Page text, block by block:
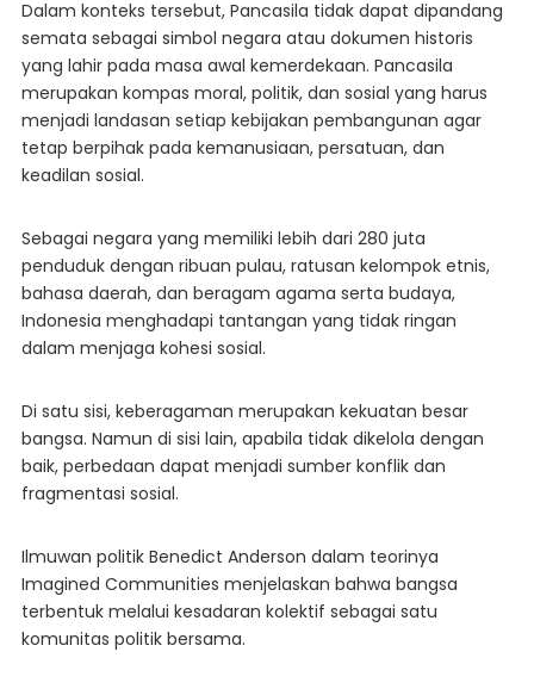
Dalam konteks tersebut, Pancasila tidak dapat dipandang
semata sebagai simbol negara atau dokumen historis
yang lahir pada masa awal kemerdekaan. Pancasila
merupakan kompas moral, politik, dan sosial yang harus
menjadi landasan setiap kebijakan pembangunan agar
tetap berpihak pada kemanusiaan, persatuan, dan
keadilan sosial.
Sebagai negara yang memiliki lebih dari 280 juta
penduduk dengan ribuan pulau, ratusan kelompok etnis,
bahasa daerah, dan beragam agama serta budaya,
Indonesia menghadapi tantangan yang tidak ringan
dalam menjaga kohesi sosial.
Di satu sisi, keberagaman merupakan kekuatan besar
bangsa. Namun di sisi lain, apabila tidak dikelola dengan
baik, perbedaan dapat menjadi sumber konflik dan
fragmentasi sosial.
Ilmuwan politik Benedict Anderson dalam teorinya
Imagined Communities menjelaskan bahwa bangsa
terbentuk melalui kesadaran kolektif sebagai satu
komunitas politik bersama.